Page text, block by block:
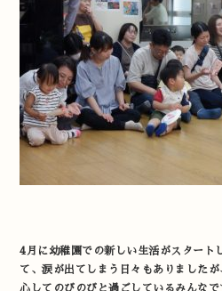
4月に幼稚園での新しい生活がスタート
て、涙が出てしまう日々もありました
心してのびのびと過ごしているみんな